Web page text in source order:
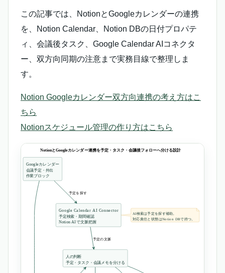
この記事では、NotionとGoogleカレンダーの連携
を、Notion Calendar、Notion DBの日付プロパテ
ィ、会議後タスク、Google Calendar AIコネクタ
ー、双方向同期の注意まで実務目線で整理しま
す。
Notion Googleカレンダー双方向連携の考え方はこ
ちら
Notionスケジュール管理の作り方はこちら